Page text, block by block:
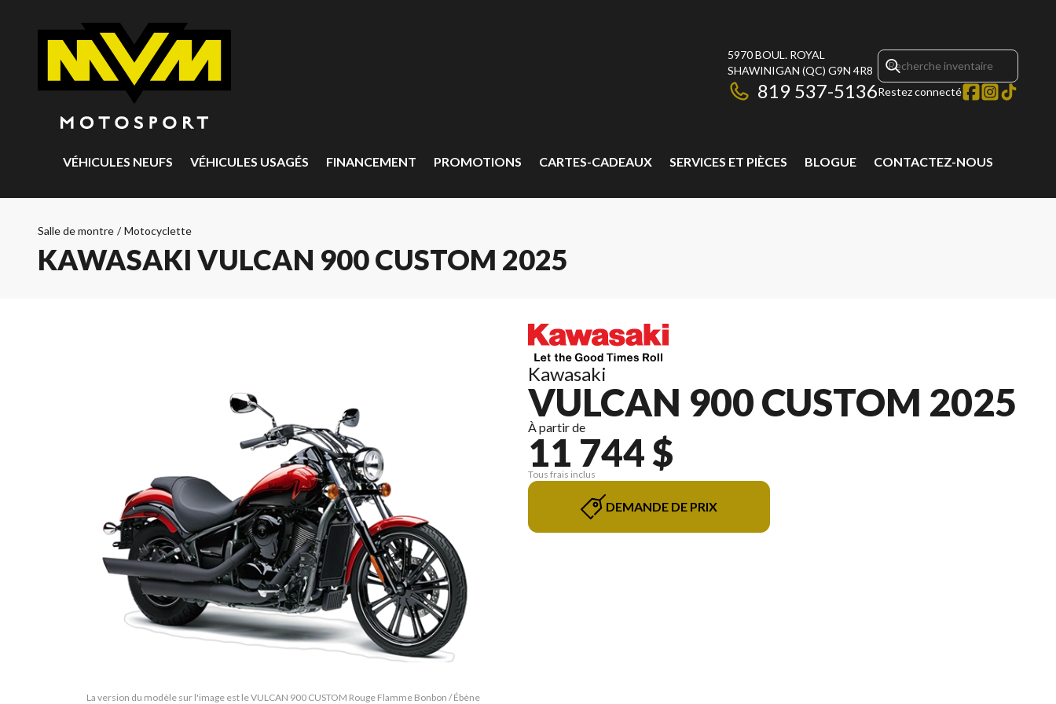
5970 BOUL. ROYAL
SHAWINIGAN (QC) G9N 4R8
819 537-5136Restez connecté
VÉHICULES NEUFS VÉHICULES USAGÉS FINANCEMENT PROMOTIONS CARTES-CADEAUX SERVICES ET PIÈCES BLOGUE CONTACTEZ-NOUS
Salle de montre / Motocyclette
KAWASAKI VULCAN 900 CUSTOM 2025
La version du modèle sur l'image est le VULCAN 900 CUSTOM Rouge Flamme Bonbon / Ébène
Kawasaki
VULCAN 900 CUSTOM 2025
À partir de
11 744 $
Tous frais inclus
DEMANDE DE PRIX